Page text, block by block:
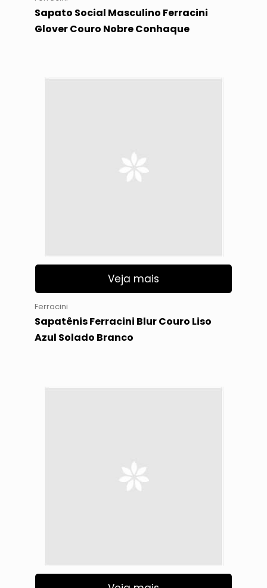
Sapato Social Masculino Ferracini
Glover Couro Nobre Conhaque
Veja mais
Ferracini
Sapatênis Ferracini Blur Couro Liso
Azul Solado Branco